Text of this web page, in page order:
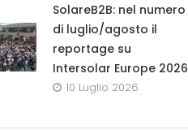
SolareB2B: nel numero
di luglio/agosto il
reportage su
Intersolar Europe 2026
10 Luglio 2026